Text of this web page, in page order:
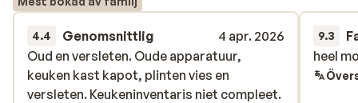
4.4 Genomsnittlig
4 apr. 2026
Oud en versleten. Oude apparatuur,
keuken kast kapot, plinten vies en
versleten. Keukeninventaris niet compleet.
Oud en versleten. Oude apparatuur,
keuken kast kapot, plinten vies en
versleten. Keukeninventaris niet compleet.
9.3
heel
heel